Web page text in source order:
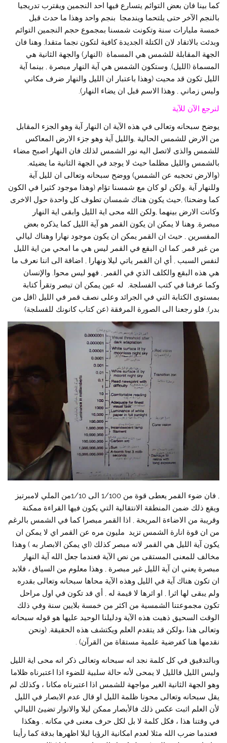
كما بينا فان بعض التوائم يتسارع فيها احد النجمين ويقترب تدريجيا
بالنجم الآخر حتى يلتحما ويندمجا بنجم واحد وهذا ما حدث قبل
خمسة مليارات سنة وتكونت شمسنا بمجموع حجم النجمين التوائم
وبدئت بالاتقاد لان الكتلة الجديدة كافية لتكون نجما متقدا, وهنا فان
الجهة المقابلة للشمس هي المسماة (النهار) والجهة الثانية هي
المسماة (الليل), وستكون الشمس هي آية النهار مبصرة , بينما آية
الليل تكون قد محيت (وهذا باعتبار ان الليل والنهار ضرف مكاني
وليس زماني , وهذا الاسم قبل ان يضاء النهار).
لنرجع الآن للآية
يوضح سبحانه وتعالى في هذه الآية ان النهار آية وهو الجزء المقابل
من الارض للشمس الحالية ,والليل آية وهو جزء الارض المعاكس
للشمس والذى لاتصل اليه نور الشمس لذلك فان النهار اصبح مضاء
بالشمس والليل مظلما حيث لا يوجد في الجهة الثانية ما يضيئه,
(والارض تحجبه عن الشمس) ووضح سبحانه وتعالى ان لليل آية
وللنهار آية ,ولكن لو كان مع شمسنا تؤام (وهذا موجود كثيرا في الكون
كما وضحنا) ,حيث يكون هناك شمسان تطوف كل واحدة حول الاخرى
وكانت الارض بينهما ,ولكن الله محى اية الليل وابقى اية النهار
مبصرة, وهنا لا يمكن ان يكون القمر هو آية الليل كما يذكره بعض
المفسرين , حيث ان القمر يمكن ان يكون موجود نهارا وهناك ليالي
من غير قمر, كما ان البقع في القمر ليس هي ما امحي من اية الليل
لنفس السبب , أي ان القمر ياتي ليلا ونهارا , اضافة الى اننا نعرف ما
هي هذه البقع والكلف الذي في القمر , فهو ليس محوا. والإنسان
وكما عرفنا في كتب الفسلجة, له عين يمكن ان تبصر وتقرأ كتابة
بمستوى الكتابة التي في الجرائد وعلى نصف قمر في الليل (اقل من
بدر), فلو رجعنا الى الصورة المرفقة (عن كتاب كانونك للفسلجة)
, فان ضوء القمر يعطى قوة من 1/100 الى 1/10من الملي لامبرتيز
ويقع ذلك ضمن المنطقة الانتقالية التي يكون فيها القراءة ممكنة
وقريبة من الاضاءة المريحة , اذا القمر مبصرا كما في الشمس بالرغم
من ان قوة انارة الشمس تزيد مليون مره عن القمر اي لا يمكن ان
يكون آية الليل هي القمر لانه مبصر كذلك (اي يمكن الابصار به ) وهذا
مخالف للمعنى المستقى من نص الآية فعندما جعل الله آية النهار
مبصرة يعني ان آية الليل غير مبصرة , وهذا معلوم من السياق ، فلابد
ان تكون هناك آية في الليل وهذه الآية محاها سبحانه وتعالى بقدره
ولم يبقى لها اثرا , او اثرها لا قيمة له , أي قد تكون في اول مراحل
تكون مجموعتنا الشمسية من اكثر من خمسة بلايين سنة وفي ذلك
الوقت السحيق ذهبت هذه الآية ودليلنا الوحيد عليها هو قوله سبحانه
وتعالى هذا ،ولكن قد يتقدم العلم ويكتشف هذه الحقيقة, (ونحن
نقدمها هنا كفرضية علمية مستقاة من القرآن) .
وبالتدقيق في كل كلمة نجد انه سبحانه وتعالى ذكر انه محى اية الليل
وليس الليل فالليل لا يمحى لأنه حالة سلبية للضوء اذا اعتبرناه ظلاما
وهو الجهة الثانية الغير مواجهة للشمس اذا اعتبرناه مكانا ، وكذلك لم
يقل سبحانه وتعالى محونا ظلمة الليل او قال عدم الابصار في الليل
لأن العلم اثبت عكس ذلك فالأبصار ممكن ليلا والانوار تضيئ الليالي
في وقتنا هذا ، فكل كلمة لا بل لكل حرف معنى في مكانه , وهكذا
فعندما ضرب الله مثلا لعدم امكانية الرؤيا ليلا اظهرها بدقة كما رأينا